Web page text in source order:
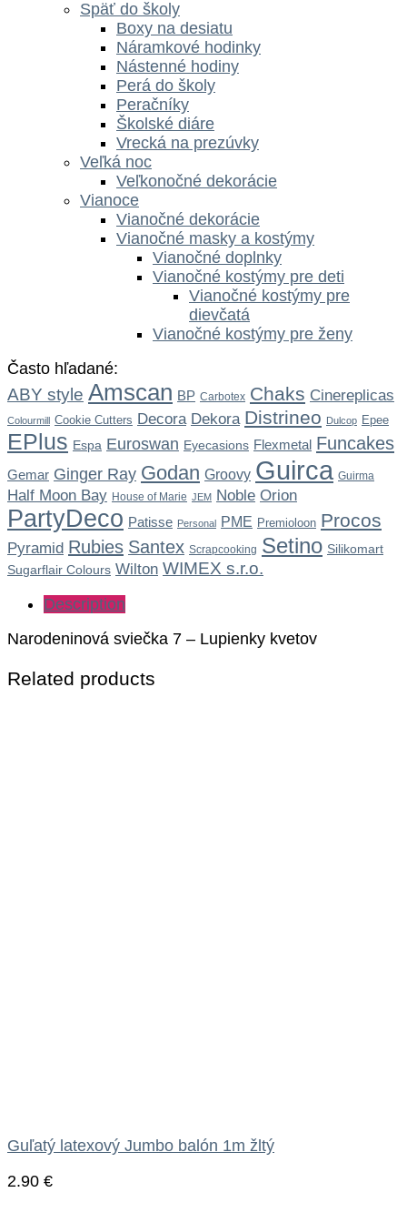
Späť do školy
Boxy na desiatu
Náramkové hodinky
Nástenné hodiny
Perá do školy
Peračníky
Školské diáre
Vrecká na prezúvky
Veľká noc
Veľkonočné dekorácie
Vianoce
Vianočné dekorácie
Vianočné masky a kostýmy
Vianočné doplnky
Vianočné kostýmy pre deti
Vianočné kostýmy pre
dievčatá
Vianočné kostýmy pre ženy
Často hľadané:
ABY style Amscan BP Carbotex Chaks Cinereplicas
Colourmill Cookie Cutters Decora Dekora Distrineo Dulcop Epee
EPlus Espa Euroswan Eyecasions Flexmetal Funcakes
Gemar Ginger Ray Godan Groovy Guirca Guirma
Half Moon Bay House of Marie JEM Noble Orion
PartyDeco Patisse Personal PME Premioloon Procos
Pyramid Rubies Santex Scrapcooking Setino Silikomart
Sugarflair Colours Wilton WIMEX s.r.o.
Description
Narodeninová sviečka 7 – Lupienky kvetov
Related products
Guľatý latexový Jumbo balón 1m žltý
2.90 €